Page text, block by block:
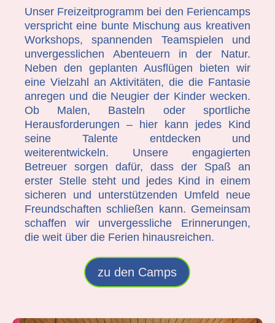
Unser Freizeitprogramm bei den Feriencamps
verspricht eine bunte Mischung aus kreativen
Workshops, spannenden Teamspielen und
unvergesslichen Abenteuern in der Natur.
Neben den geplanten Ausflügen bieten wir
eine Vielzahl an Aktivitäten, die die Fantasie
anregen und die Neugier der Kinder wecken.
Ob Malen, Basteln oder sportliche
Herausforderungen – hier kann jedes Kind
seine Talente entdecken und
weiterentwickeln. Unsere engagierten
Betreuer sorgen dafür, dass der Spaß an
erster Stelle steht und jedes Kind in einem
sicheren und unterstützenden Umfeld neue
Freundschaften schließen kann. Gemeinsam
schaffen wir unvergessliche Erinnerungen,
die weit über die Ferien hinausreichen.
zu den Camps